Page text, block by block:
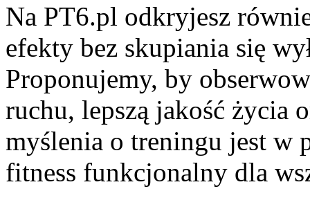
Na PT6.pl odkryjesz
efekty bez skupiania się
Proponujemy, by
ruchu, lepszą jakość życia
myślenia o treningu jest w
fitness funkcjonalny dla